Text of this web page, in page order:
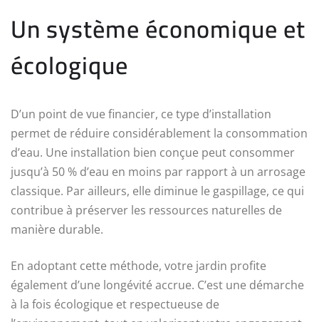
Un système économique et
écologique
D’un point de vue financier, ce type d’installation
permet de réduire considérablement la consommation
d’eau. Une installation bien conçue peut consommer
jusqu’à 50 % d’eau en moins par rapport à un arrosage
classique. Par ailleurs, elle diminue le gaspillage, ce qui
contribue à préserver les ressources naturelles de
manière durable.
En adoptant cette méthode, votre jardin profite
également d’une longévité accrue. C’est une démarche
à la fois écologique et respectueuse de